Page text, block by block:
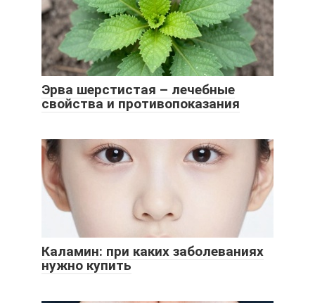
Эрва шерстистая – лечебные
свойства и противопоказания
Каламин: при каких заболеваниях
нужно купить